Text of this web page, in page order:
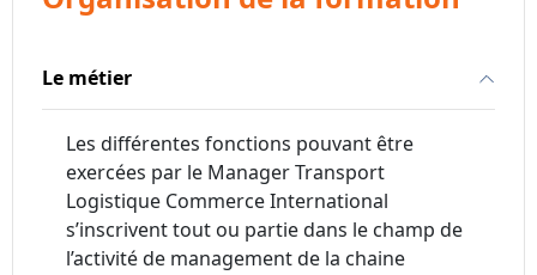
Le métier
Les différentes fonctions pouvant être
exercées par le Manager Transport
Logistique Commerce International
s’inscrivent tout ou partie dans le champ de
l’activité de management de la chaine